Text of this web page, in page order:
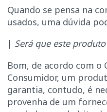
Quando se pensa na
usados, uma dúvida
| Será que este
Bom, de acordo com o
Consumidor, um
garantia, contudo, é
provenha de um